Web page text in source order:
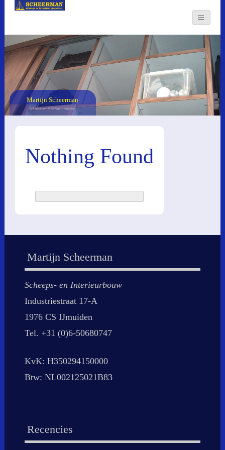
Martijn Scheerman
Scheeps- en interieur projecten
Nothing Found
Martijn Scheerman
Scheeps- en Interieurbouw
Industriestraat 17-A
1976 CS IJmuiden
Tel. +31 (0)6-50680747
KvK: H350294150000
Btw: NL002125021B83
Recencies